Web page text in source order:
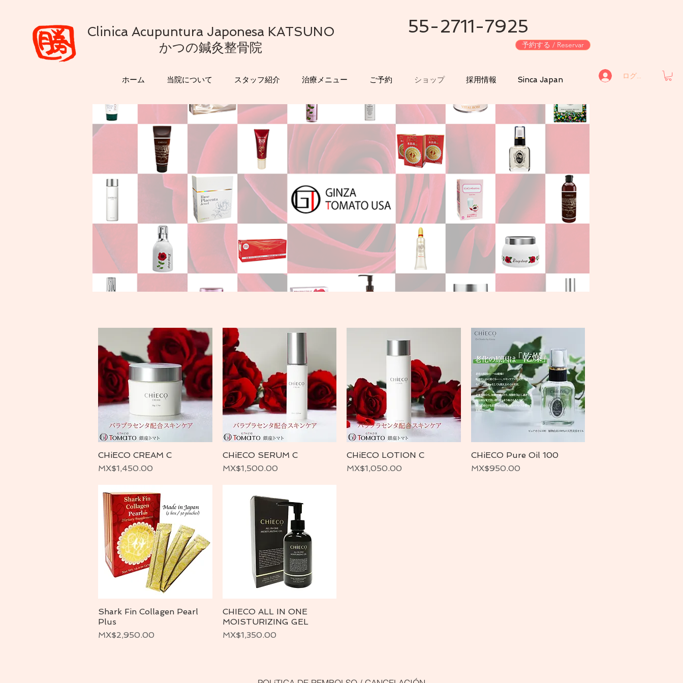
Clinica Acupuntura Japonesa KATSUNO
かつの鍼灸整骨院
55-2711-7925
予約する / Reservar
ホーム 当院について スタッフ紹介 治療メニュー ご予約 ショップ 採用情報 Sinca Japan ログイン
クイックビュー
CHiECO CREAM C
価格
MX$1,450.00
クイックビュー
CHiECO SERUM C
価格
MX$1,500.00
クイックビュー
CHiECO LOTION C
価格
MX$1,050.00
クイックビュー
CHiECO Pure Oil 100
価格
MX$950.00
クイックビュー
Shark Fin Collagen Pearl
Plus
価格
MX$2,950.00
クイックビュー
CHIECO ALL IN ONE
MOISTURIZING GEL
価格
MX$1,350.00